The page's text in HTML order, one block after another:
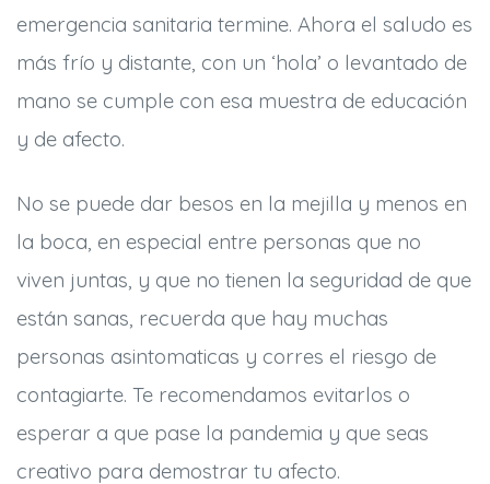
emergencia sanitaria termine. Ahora el saludo es
más frío y distante, con un ‘hola’ o levantado de
mano se cumple con esa muestra de educación
y de afecto.
No se puede dar besos en la mejilla y menos en
la boca, en especial entre personas que no
viven juntas, y que no tienen la seguridad de que
están sanas, recuerda que hay muchas
personas asintomaticas y corres el riesgo de
contagiarte. Te recomendamos evitarlos o
esperar a que pase la pandemia y que seas
creativo para demostrar tu afecto.